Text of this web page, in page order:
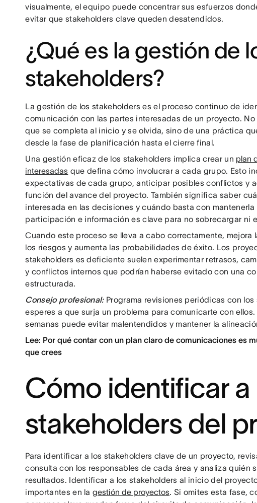
visualmente, el equipo puede concentrar sus esfuerzos
evitar que stakeholders clave queden desatendidos.
¿Qué es la gestión de
stakeholders?
La gestión de los stakeholders es el proceso continuo de
comunicación con las partes interesadas de un proyecto.
que se completa al inicio y se olvida, sino de una práctica
desde la fase de planificación hasta el cierre final.
Una gestión eficaz de los stakeholders implica crear un plan
interesadas que defina cómo involucrar a cada grupo. Esto
expectativas de cada grupo, anticipar posibles conflictos y
función del avance del proyecto. También significa saber
interesada en las decisiones y cuándo basta con
participación e información es clave para no sobrecargar ni
Cuando este proceso se lleva a cabo correctamente, mejora
los riesgos y aumenta las probabilidades de éxito. Los
stakeholders es deficiente suelen experimentar retrasos,
y conflictos internos que podrían haberse evitado con una
estructurada.
Consejo profesional:Programa revisiones periódicas con los
esperes a que surja un problema para comunicarte con
semanas puede evitar malentendidos y mantener la
Lee: Por qué contar con un plan claro de comunicaciones es
que crees
Cómo identificar a
stakeholders del
Para identificar a los stakeholders clave de un proyecto,
consulta con los responsables de cada área y analiza quién
resultados. Identificar a los stakeholders al inicio del
importantes en lagestión de proyectos. Si omites esta fase,